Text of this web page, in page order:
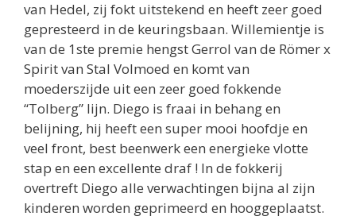
van Hedel, zij fokt uitstekend en heeft zeer goed
gepresteerd in de keuringsbaan. Willemientje is
van de 1ste premie hengst Gerrol van de Römer x
Spirit van Stal Volmoed en komt van
moederszijde uit een zeer goed fokkende
“Tolberg” lijn. Diego is fraai in behang en
belijning, hij heeft een super mooi hoofdje en
veel front, best beenwerk een energieke vlotte
stap en een excellente draf ! In de fokkerij
overtreft Diego alle verwachtingen bijna al zijn
kinderen worden geprimeerd en hooggeplaatst.